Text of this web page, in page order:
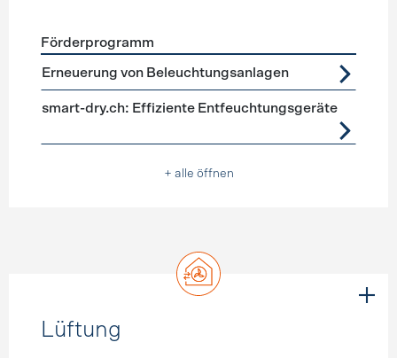
Förderprogramme Geräte, Beleuchtung
Förderprogramm
Erneuerung von Beleuchtungsanlagen
smart-dry.ch: Effiziente Entfeuchtungsgeräte
+ alle öffnen
Lüftung